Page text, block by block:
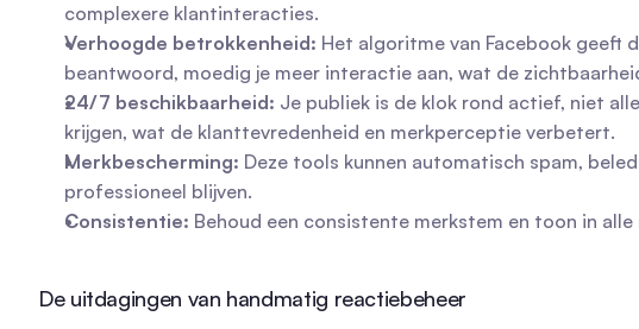
complexere klantinteracties.
Verhoogde betrokkenheid: Het algoritme van Facebook geeft
beantwoord, moedig je meer interactie aan, wat de
24/7 beschikbaarheid: Je publiek is de klok rond actief, niet
krijgen, wat de klanttevredenheid en merkperceptie verbetert.
Merkbescherming: Deze tools kunnen automatisch spam,
professioneel blijven.
Consistentie: Behoud een consistente merkstem en toon in
De uitdagingen van handmatig reactiebeheer